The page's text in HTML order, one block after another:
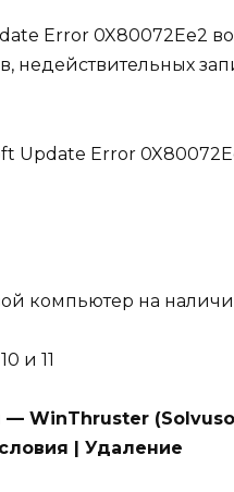
Error 0X80072Ee2
недействительных
Update Error
компьютер на
и 11
WinThruster
| Удаление